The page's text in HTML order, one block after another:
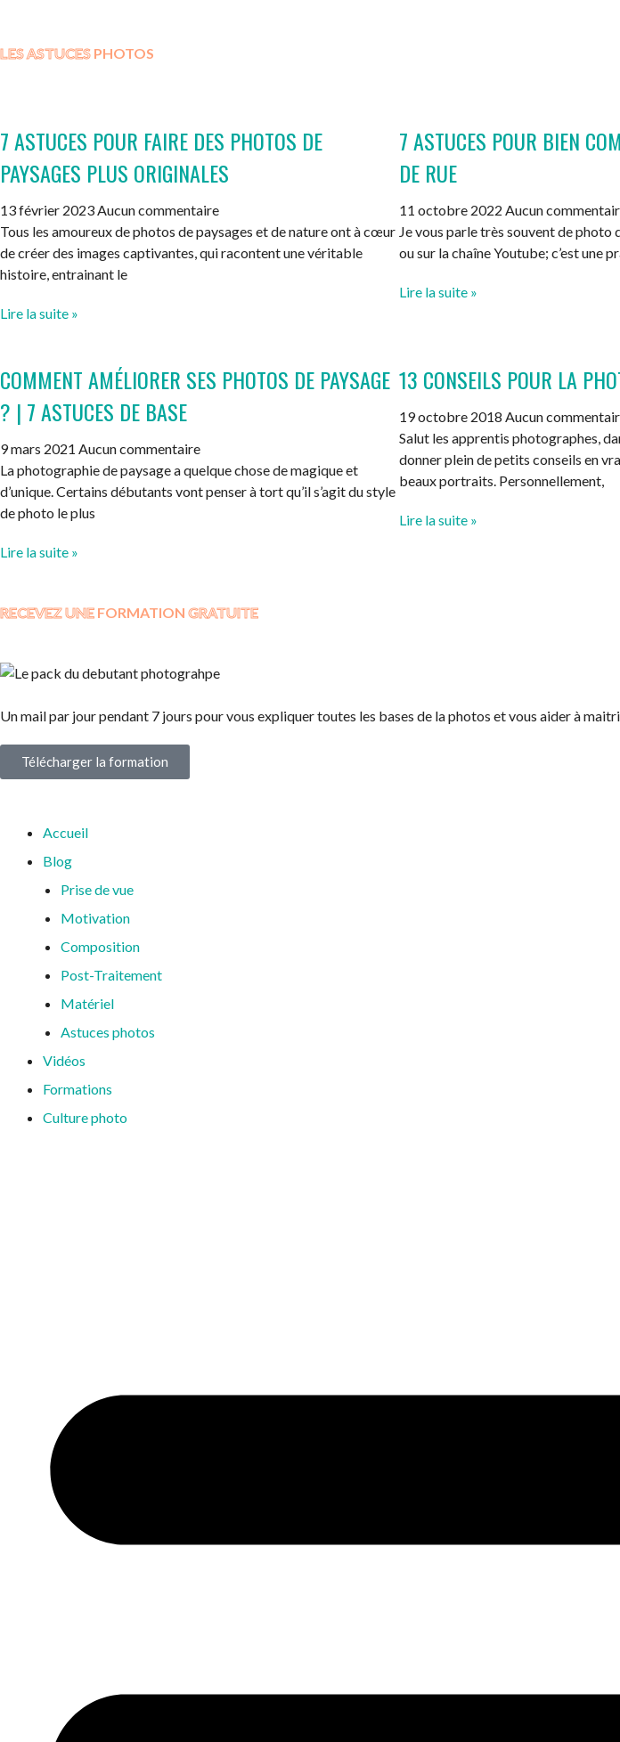
LES ASTUCES PHOTOS
7 ASTUCES POUR FAIRE DES PHOTOS DE
PAYSAGES PLUS ORIGINALES
13 février 2023Aucun commentaire
Tous les amoureux de photos de paysages et de nature ont à cœur
de créer des images captivantes, qui racontent une véritable
histoire, entrainant le
Lire la suite »
7 ASTUCES POUR BIEN
DE RUE
11 octobre 2022 Aucun
Je vous parle très souvent de photo
ou sur la chaîne Youtube; c’est une
Lire la suite »
COMMENT AMÉLIORER SES PHOTOS DE PAYSAGE
? | 7 ASTUCES DE BASE
9 mars 2021 Aucun commentaire
La photographie de paysage a quelque chose de magique et
d’unique. Certains débutants vont penser à tort qu’il s’agit du style
de photo le plus
Lire la suite »
13 CONSEILS POUR LA
19 octobre 2018 Aucun
Salut les apprentis photographes,
donner plein de petits conseils en
beaux portraits. Personnellement,
Lire la suite »
RECEVEZ UNE FORMATION GRATUITE
Un mail par jour pendant 7 jours pour vous expliquer toutes les bases de la photos et vous aider à
Télécharger la formation
Accueil
Blog
Prise de vue
Motivation
Composition
Post-Traitement
Matériel
Astuces photos
Vidéos
Formations
Culture photo